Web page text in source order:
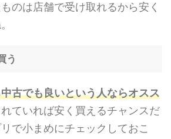
のは店舗で受け取れるから安く
う
古でも良いという人ならオスス
ていれば安く買えるチャンスだ
で小まめにチェックしておこ